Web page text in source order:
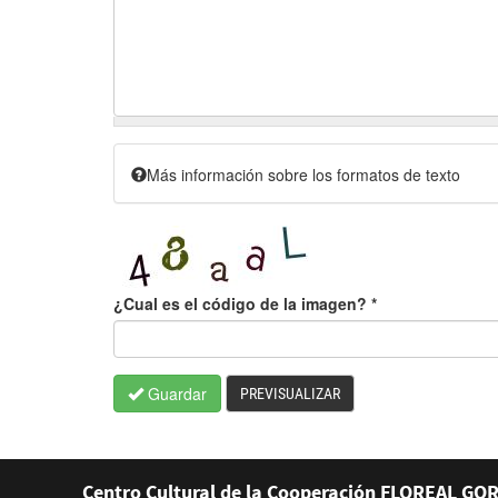
Más información sobre los formatos de texto
¿Cual es el código de la imagen? *
Guardar PREVISUALIZAR
Centro Cultural de la Cooperación FLOREAL